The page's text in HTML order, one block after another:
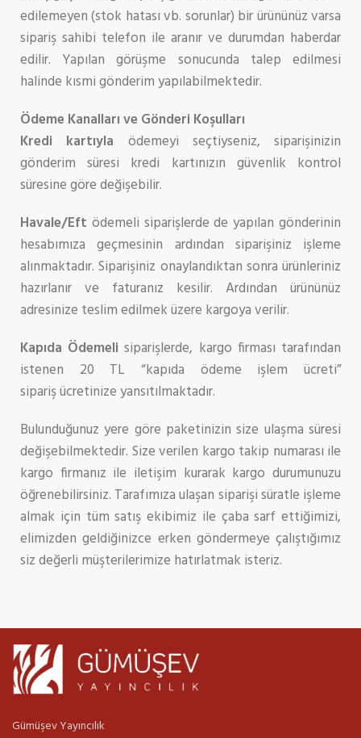
edilemeyen (stok hatası vb. sorunlar) bir ürününüz varsa
sipariş sahibi telefon ile aranır ve durumdan haberdar
edilir. Yapılan görüşme sonucunda talep edilmesi
halinde kısmi gönderim yapılabilmektedir.
Ödeme Kanalları ve Gönderi Koşulları
Kredi kartıyla ödemeyi seçtiyseniz, siparişinizin
gönderim süresi kredi kartınızın güvenlik kontrol
süresine göre değişebilir.
Havale/Eft ödemeli siparişlerde de yapılan gönderinin
hesabımıza geçmesinin ardından siparişiniz işleme
alınmaktadır. Siparişiniz onaylandıktan sonra ürünleriniz
hazırlanır ve faturanız kesilir. Ardından ürününüz
adresinize teslim edilmek üzere kargoya verilir.
Kapıda Ödemelisiparişlerde, kargo firması tarafından
istenen 20 TL “kapıda ödeme işlem ücreti”
sipariş ücretinize yansıtılmaktadır.
Bulunduğunuz yere göre paketinizin size ulaşma süresi
değişebilmektedir. Size verilen kargo takip numarası ile
kargo firmanız ile iletişim kurarak kargo durumunuzu
öğrenebilirsiniz. Tarafımıza ulaşan siparişi süratle işleme
almak için tüm satış ekibimiz ile çaba sarf ettiğimizi,
elimizden geldiğinizce erken göndermeye çalıştığımız
siz değerli müşterilerimize hatırlatmak isteriz.
Gümüşev Yayıncılık